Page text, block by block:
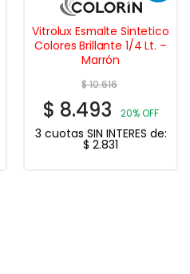
Vitrolux Esmalte Sintetico
Colores Brillante 1/4 Lt. –
Marrón
$10.616
$ 8.493 20% OFF
3 cuotas SIN INTERES de:
$ 2.831